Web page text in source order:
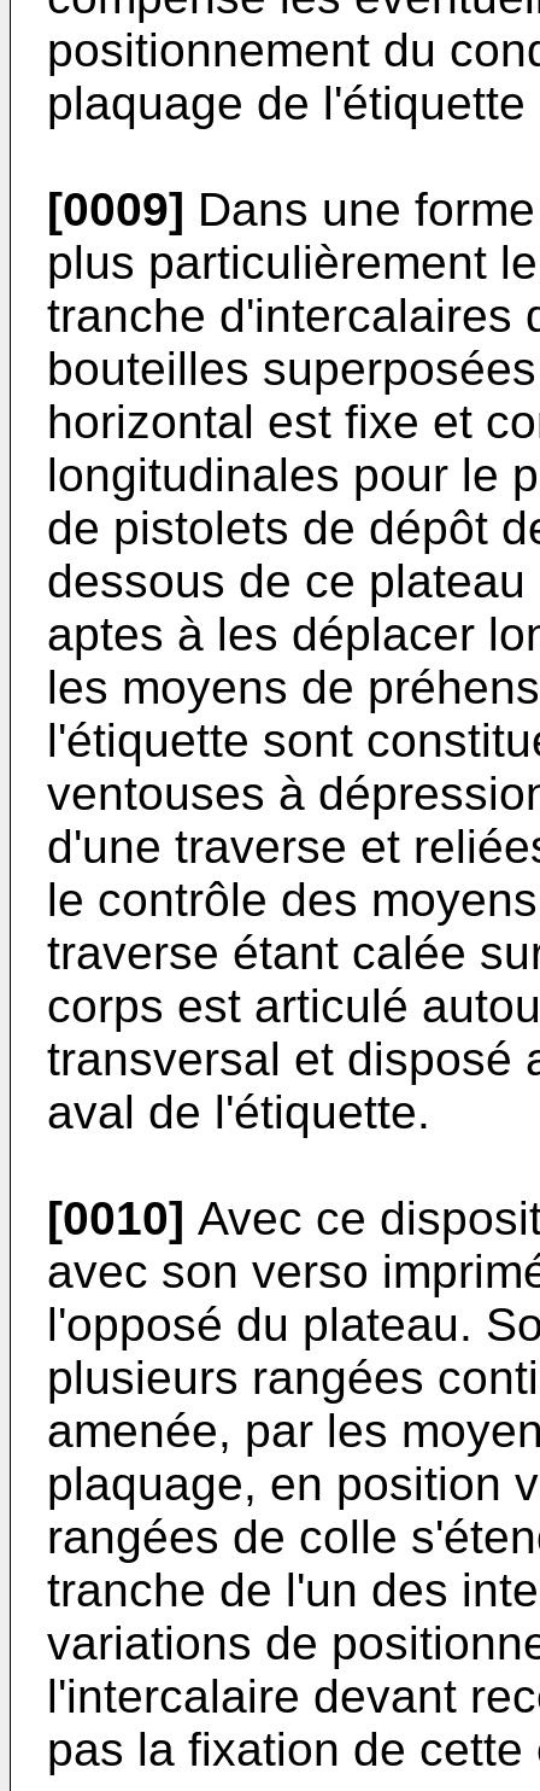
positionnement du
plaquage de
[0009] Dans une
plus particulièrement
tranche d'intercalaires
bouteilles
horizontal est fixe et
longitudinales pour le
de pistolets de dépôt
dessous de ce
aptes à les déplacer
les moyens de
l'étiquette sont
ventouses à
d'une traverse et
le contrôle des
traverse étant calée
corps est articulé
transversal et disposé
aval de l'étiquette.
[0010] Avec ce
avec son verso
l'opposé du plateau.
plusieurs rangées
amenée, par les
plaquage, en position
rangées de colle
tranche de l'un des
variations de
l'intercalaire devant
pas la fixation de cette